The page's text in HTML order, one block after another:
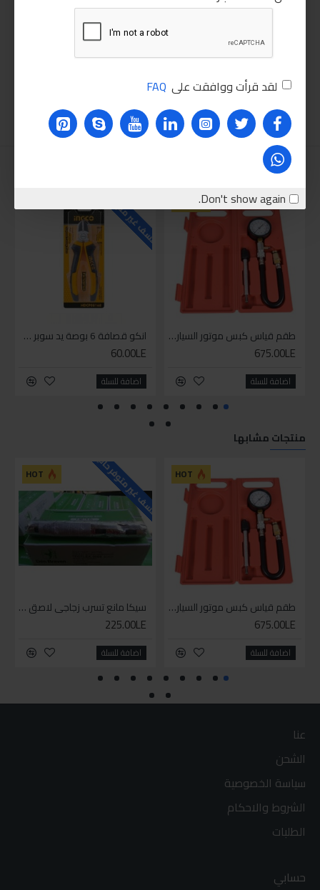
لقد قرأت ووافقت على FAQ
Don't show again.
نقترحه عليك
طقم قياس كبس موتور السياره 3 ق
675.00LE
اضافة للسلة
للاسف غير متوفر حاليا
انكو قصافة 6 بوصة يد سوبر وان
60.00LE
اضافة للسلة
منتجات مشابها
HOT
طقم قياس كبس موتور السياره 3 ق
675.00LE
اضافة للسلة
HOT للاسف غير متوفر حاليا
سيكا مانع تسرب زجاجي لاصق اسود 600 مل
225.00LE
اضافة للسلة
عنا
الشحن
سياسة الخصوصية
الشروط والاحكام
الطلبات
حسابي